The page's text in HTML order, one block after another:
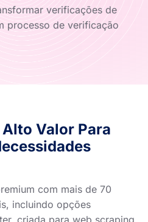
verificações de
processo de verificação
Valor Para
com mais de 70
incluindo opções
criada para web scraping